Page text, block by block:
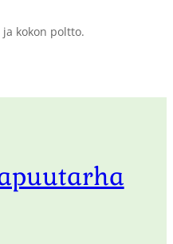
kokon poltto.